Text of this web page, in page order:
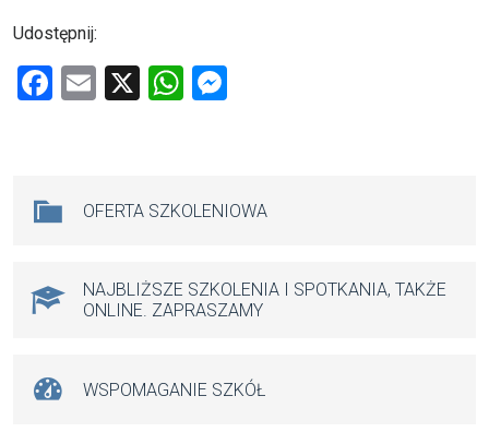
Udostępnij:
F
o
k
E
X
W
A
p
g
OFERTA SZKOLENIOWA
NAJBLIŻSZE SZKOLENIA I SPOTKANIA, TAKŻE
ONLINE. ZAPRASZAMY
WSPOMAGANIE SZKÓŁ